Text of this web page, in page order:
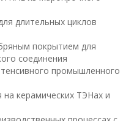
длительных циклов
покрытием для
соединения
промышленного
на керамических ТЭНах и